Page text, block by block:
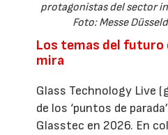
protagonistas del sector
Foto: Messe
Los temas del futuro
mira
Glass Technology Live
de los ‘puntos de
Glasstec en 2026. En